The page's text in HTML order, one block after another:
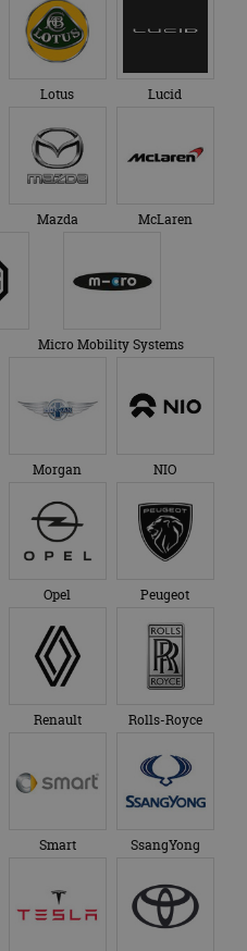
Lotus Lucid
Mazda McLaren
Micro Mobility Systems
Morgan NIO
Opel Peugeot
Renault Rolls-Royce
Smart SsangYong